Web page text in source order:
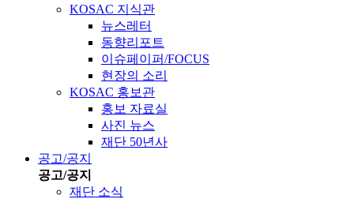
KOSAC 지식관
뉴스레터
동향리포트
이슈페이퍼/FOCUS
현장의 소리
KOSAC 홍보관
홍보 자료실
사진 뉴스
재단 50년사
공고/공지
공고/공지
재단 소식